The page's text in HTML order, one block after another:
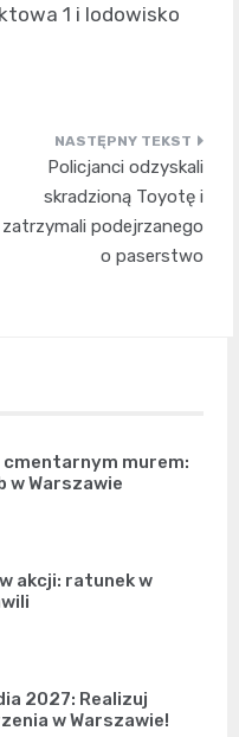
1 i lodowisko
Policjanci odzyskali
skradzioną Toyotę i
zatrzymali podejrzanego
o paserstwo
cmentarnym murem:
w Warszawie
akcji: ratunek w
2027: Realizuj
w Warszawie!